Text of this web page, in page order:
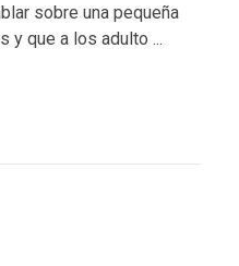
sobre una pequeña
y que a los adulto ...